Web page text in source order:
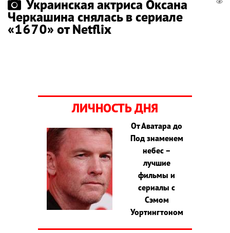
Украинская актриса Оксана
Черкашина снялась в сериале
«1670» от Netflix
ЛИЧНОСТЬ ДНЯ
От Аватара до
Под знаменем
небес –
лучшие
фильмы и
сериалы с
Сэмом
Уортингтоном